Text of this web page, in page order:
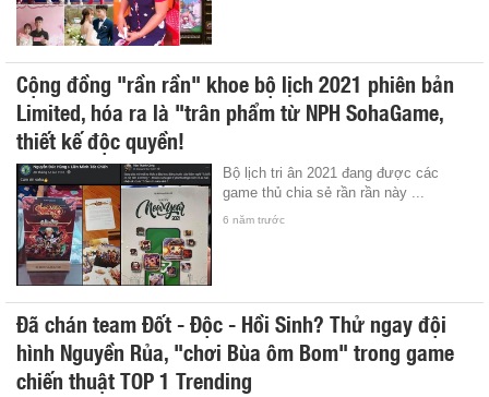
Cộng đồng "rần rần" khoe bộ lịch 2021 phiên bản
Limited, hóa ra là "trân phẩm từ NPH SohaGame,
thiết kế độc quyền!
Bộ lịch tri ân 2021 đang được các
game thủ chia sẻ rần rần này ...
6 năm trước
Đã chán team Đốt - Độc - Hồi Sinh? Thử ngay đội
hình Nguyền Rủa, "chơi Bùa ôm Bom" trong game
chiến thuật TOP 1 Trending